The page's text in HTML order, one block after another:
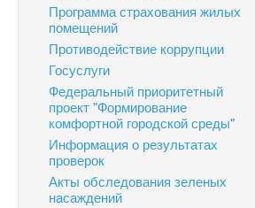
Программа страхования жилых
помещений
Противодействие коррупции
Госуслуги
Федеральный приоритетный
проект "Формирование
комфортной городской среды"
Информация о результатах
проверок
Акты обследования зеленых
насаждений